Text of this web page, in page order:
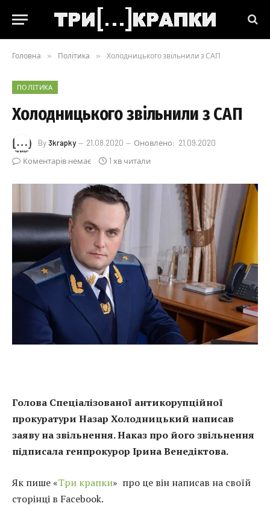
Головна » Політика » Холодницького звільнили з САП
ПОЛІТИКА
Холодницького звільнили з САП
By 3krapky 21.08.2020 Оновлено: 21.09.2020
Коментарів немає
1 хв читали
Голова Спеціалізованої антикорупційної
прокуратури Назар Холодницький написав
заяву на звільнення. Наказ про його звільнення
підписала генпрокурор Ірина Венедіктова.
Як пише «Три крапки» про це він написав на своїй
сторінці в Facebook.